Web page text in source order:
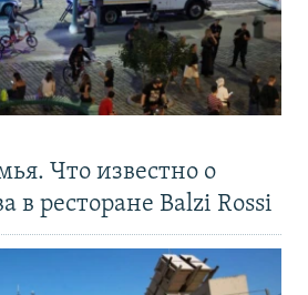
Что известно о
в ресторане Balzi Rossi